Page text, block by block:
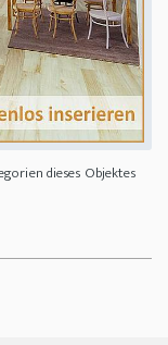
dieses Objektes